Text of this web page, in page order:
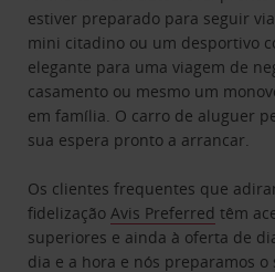
estiver preparado para seguir
mini citadino ou um desportivo
elegante para uma viagem de
casamento ou mesmo um
em família. O carro de aluguer
sua espera pronto a arrancar.
Os clientes frequentes que
fidelizaçãoAvis Preferred têm
superiores e ainda à oferta de
dia e a hora e nós preparamos